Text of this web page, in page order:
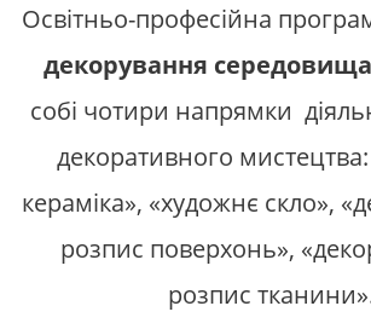
Освітньо-професійна
декорування
собі чотири напрямки
декоративного
кераміка», «художнє скло»,
розпис поверхонь»,
розпис